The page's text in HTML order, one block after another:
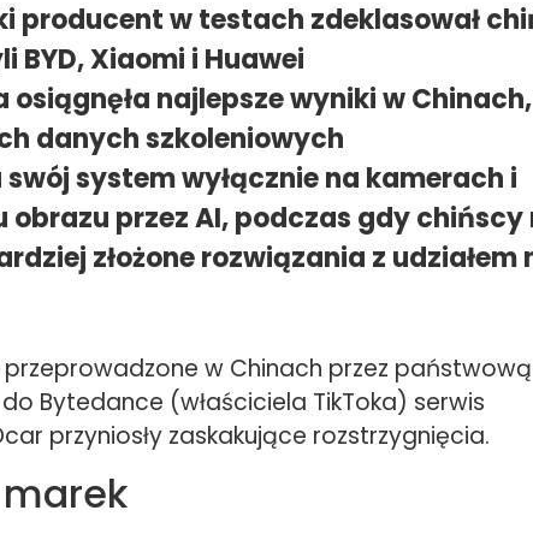
producent w testach zdeklasował
BYD, Xiaomi i Huawei
osiągnęła najlepsze wyniki w
danych szkoleniowych
swój system wyłącznie na kamerach i
obrazu przez AI, podczas gdy chińscy
złożone rozwiązania z udziałem
w Chinach przez
Bytedance (właściciela TikToka) serwis
przyniosły zaskakujące rozstrzygnięcia.
marek